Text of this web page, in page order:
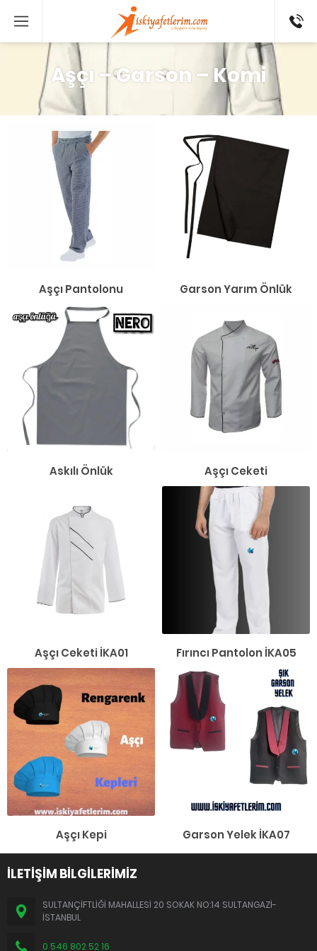
802 52
Aşçı – Garson – Komi
Aşçı Pantolonu Garson Yarım Önlük
Askılı Önlük Aşçı Ceketi
Aşçı Ceketi İKA01 Fırıncı Pantolon İKA05
Aşçı Kepi Garson Yelek İKA07
İLETİŞİM BİLGİLERİMİZ
SULTANÇİFTLİĞİ MAHALLESİ 20 SOKAK NO:14 SULTANGAZİ-
İSTANBUL
0 546 802 52 16